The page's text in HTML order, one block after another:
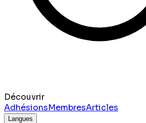
Découvrir
AdhésionsMembresArticles
Langues